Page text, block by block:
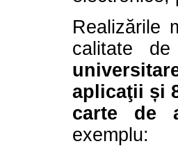
Realizările
calitate
aplicaţii și
carte de
exemplu: